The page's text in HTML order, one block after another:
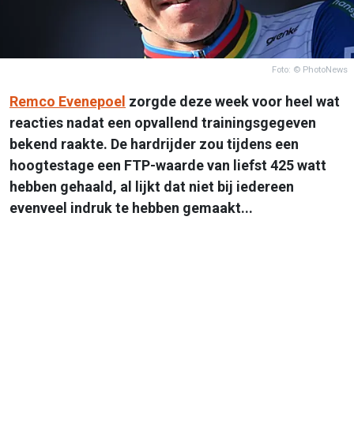
Foto: © PhotoNews
Remco Evenepoel zorgde deze week voor heel wat
reacties nadat een opvallend trainingsgegeven
bekend raakte. De hardrijder zou tijdens een
hoogtestage een FTP-waarde van liefst 425 watt
hebben gehaald, al lijkt dat niet bij iedereen
evenveel indruk te hebben gemaakt...